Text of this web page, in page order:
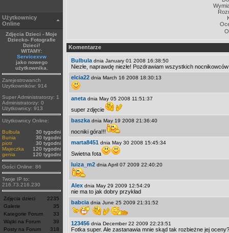
Użytkownicy
Online
Zdjęcia Dzieci - Moje
Dziecko- Fotografie
Dzieci!
WITAMY:
Servicexvw
jako nowego
użytkownika.
Zarejestrowanch
Uzytkowników: 914
Super Administratorzy: 1
Administratorzy: 0
Użytkownicy: 913
Użytkownicy Online:
Bulbula
30 tygodni
Bunia
30 tygodni
piotr
30 tygodni
Majeczka
120 tygodni
genia
120 tygodni
Gości Online: 86
Twoje IP to:
216.73.216.230
Zdjęcia dzieci
2235
Galerie
35
Kategorie Forum
33
Wątki na Forum
39
Posty na Forum
318
Komentarze
Bulbula dnia January 01 2008 16:38:50
Niezłe, naprawdę niezłe! Pozdrawiam wszystkich
elcia22 dnia March 16 2008 18:30:13
aneta dnia May 05 2008 11:51:37
super zdjęcie
baszka dnia May 19 2008 21:36:40
nocniki góra!!!
marta8451 dnia May 30 2008 15:45:34
Swietna fota
luiza_m2 dnia April 07 2009 22:40:20
Alex dnia May 29 2009 12:54:29
nie ma to jak dobry przykład
babcia dnia June 25 2009 21:31:52
123456 dnia December 22 2009 22:23:51
Fotka super. Ale zastanawia mnie skąd tak rozbieżne jej